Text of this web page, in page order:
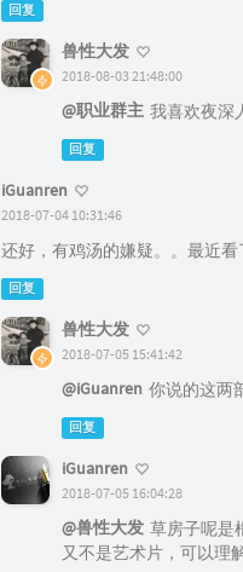
回复
兽性大发
2018-08-03 21:48:00
@职业群主 我喜欢夜深
回复
iGuanren
2018-07-04 10:31:46
还好，有鸡汤的嫌疑。。最近看
回复
兽性大发
2018-07-05 15:41:42
@iGuanren 你说的这两
回复
iGuanren
2018-07-05 16:04:28
@兽性大发 草房子呢是
又不是艺术片，可以理